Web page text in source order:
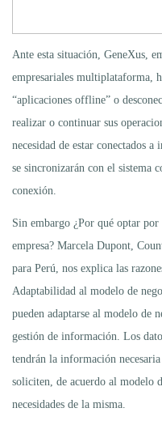
Ante esta situación, GeneXus,
empresariales multiplataforma,
“aplicaciones offline” o
realizar o continuar sus
necesidad de estar conectados a
se sincronizarán con el sistema
conexión.
Sin embargo ¿Por qué optar
empresa? Marcela Dupont,
para Perú, nos explica las
Adaptabilidad al modelo de
pueden adaptarse al modelo de
gestión de información. Los
tendrán la información
soliciten, de acuerdo al modelo
necesidades de la misma.